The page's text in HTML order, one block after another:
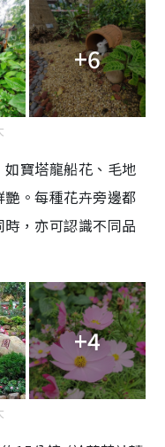
+6
寶塔龍船花、毛地
。每種花卉旁邊都
，亦可認識不同品
+4